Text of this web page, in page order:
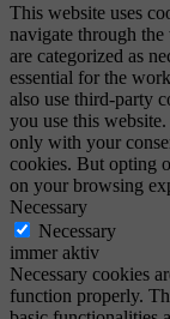
This website uses
navigate through
are categorized as
essential for the
also use third-party
you use this
only with your
cookies. But opting
on your browsing
Necessary
Necessary
immer aktiv
Necessary cookies
function properly.